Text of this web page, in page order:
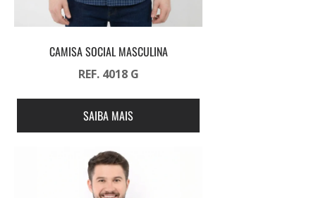
CAMISA SOCIAL MASCULINA
REF. 4018 G
SAIBA MAIS